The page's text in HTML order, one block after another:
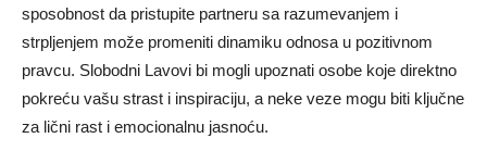
sposobnost da pristupite partneru sa razumevanjem i
strpljenjem može promeniti dinamiku odnosa u pozitivnom
pravcu. Slobodni Lavovi bi mogli upoznati osobe koje direktno
pokreću vašu strast i inspiraciju, a neke veze mogu biti ključne
za lični rast i emocionalnu jasnoću.